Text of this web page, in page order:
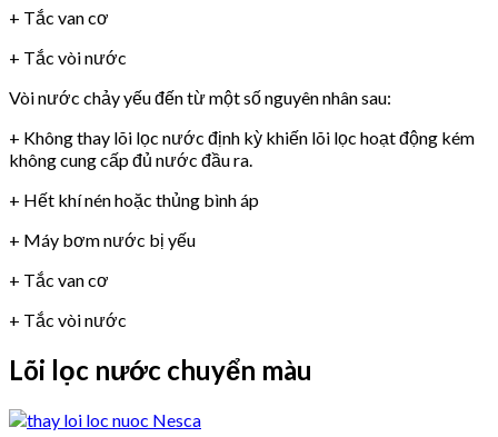
+ Tắc van cơ
+ Tắc vòi nước
Vòi nước chảy yếu đến từ một số nguyên nhân sau:
+ Không thay lõi lọc nước định kỳ khiến lõi lọc hoạt động kém
không cung cấp đủ nước đầu ra.
+ Hết khí nén hoặc thủng bình áp
+ Máy bơm nước bị yếu
+ Tắc van cơ
+ Tắc vòi nước
Lõi lọc nước chuyển màu